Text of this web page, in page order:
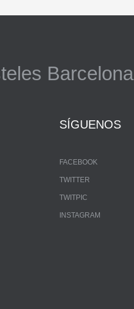
Barcelona
SÍGUENOS
FACEBOOK
TWITTER
TWITPIC
INSTAGRAM